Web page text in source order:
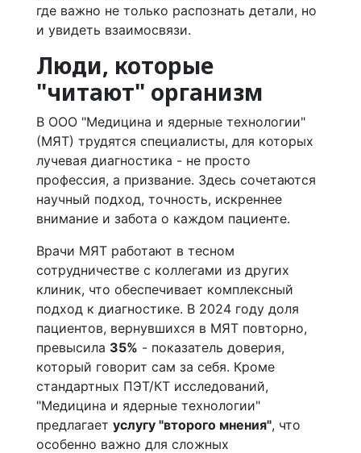
где важно не только распознать детали, но
и увидеть взаимосвязи.
Люди, которые
"читают" организм
В ООО "Медицина и ядерные технологии"
(МЯТ) трудятся специалисты, для которых
лучевая диагностика - не просто
профессия, а призвание. Здесь сочетаются
научный подход, точность, искреннее
внимание и забота о каждом пациенте.
Врачи МЯТ работают в тесном
сотрудничестве с коллегами из других
клиник, что обеспечивает комплексный
подход к диагностике. В 2024 году доля
пациентов, вернувшихся в МЯТ повторно,
превысила 35% - показатель доверия,
который говорит сам за себя. Кроме
стандартных ПЭТ/КТ исследований,
"Медицина и ядерные технологии"
предлагает услугу "второго мнения", что
особенно важно для сложных